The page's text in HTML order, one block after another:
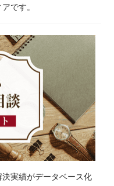
です。
決実績がデータベース化